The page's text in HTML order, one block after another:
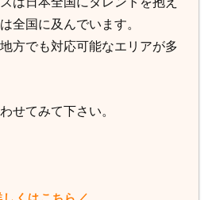
全国に及んでいます。
方でも対応可能なエリアが多
せてみて下さい。